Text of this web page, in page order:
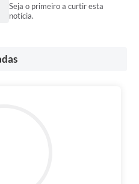
Seja o primeiro a curtir esta
notícia.